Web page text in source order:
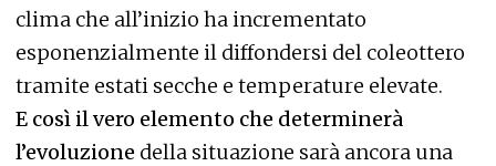
clima che all’inizio ha incrementato
esponenzialmente il diffondersi del coleottero
tramite estati secche e temperature elevate.
E così il vero elemento che determinerà
l’evoluzione della situazione sarà ancora una